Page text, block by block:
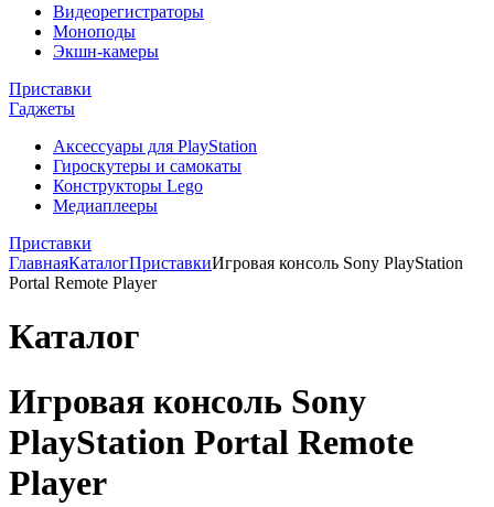
Видеорегистраторы
Моноподы
Экшн-камеры
Приставки
Гаджеты
Аксессуары для PlayStation
Гироскутеры и самокаты
Конструкторы Lego
Медиаплееры
Приставки
ГлавнаяКаталогПриставкиИгровая консоль Sony PlayStation
Portal Remote Player
Каталог
Игровая консоль Sony
PlayStation Portal Remote
Player